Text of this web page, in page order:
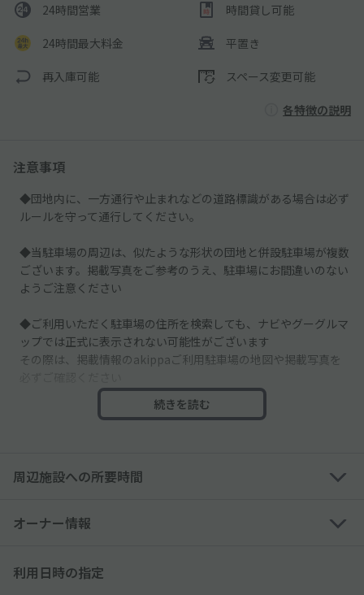
24時間営業 時間貸し可能
24時間最大料金 平置き
再入庫可能 スペース変更可能
各特徴の説明
注意事項
◆団地内に、一方通行や止まれなどの道路標識がある場合は必ず
ルールを守って通行してください。
◆当駐車場の周辺は、似たような形状の団地と併設駐車場が複数
ございます。掲載写真をご参考のうえ、駐車場にお間違いのない
ようご注意ください
◆ご利用いただく駐車場の住所を検索しても、ナビやグーグルマ
ップでは正式に表示されない可能性がございます
その際は、掲載情報のakippaご利用駐車場の地図や掲載写真を
◆他の空スペースは別契約者様のスペースとなりますので、必ず
動」にご配慮くださいませ
団地敷地内は、お子様やご高齢の方の共有道路でもあります。
続きを読む
周辺施設への所要時間
オーナー情報
利用日時の指定